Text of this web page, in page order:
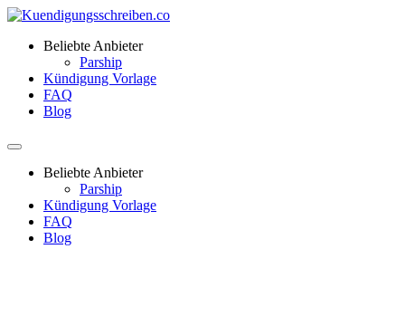
Beliebte Anbieter
Parship
Kündigung Vorlage
FAQ
Blog
Beliebte Anbieter
Parship
Kündigung Vorlage
FAQ
Blog